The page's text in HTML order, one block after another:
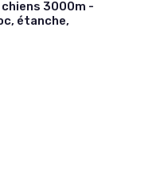
3000m -
étanche,